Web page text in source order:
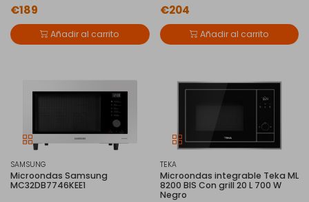
€189
Añadir al carrito
€204
Añadir al carrito
SAMSUNG
Microondas Samsung
MC32DB7746KEE1
TEKA
Microondas integrable Teka ML
8200 BIS Con grill 20 L 700 W
Negro